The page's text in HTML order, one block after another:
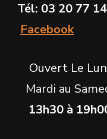
Tél: 03 20 77
Facebook
Ouvert Le
Mardi au
13h30 à